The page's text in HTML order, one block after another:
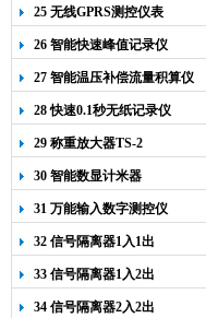
25 无线GPRS测控仪表
26 智能快速峰值记录仪
27 智能温压补偿流量积算仪
28 快速0.1秒无纸记录仪
29 称重放大器TS-2
30 智能数显计米器
31 万能输入数字测控仪
32 信号隔离器1入1出
33 信号隔离器1入2出
34 信号隔离器2入2出